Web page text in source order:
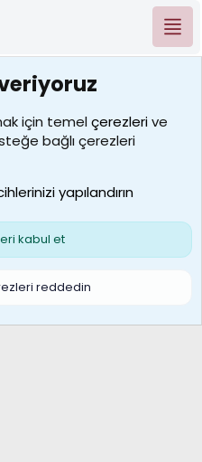
S
için temelçerezlerive
bağlı çerezleri
yapılandırın
kabul et
reddedin